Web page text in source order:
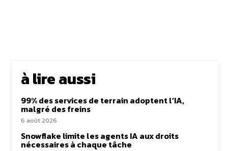
à lire aussi
99% des services de terrain adoptent l’IA,
malgré des freins
6 août 2026
Snowflake limite les agents IA aux droits
nécessaires à chaque tâche